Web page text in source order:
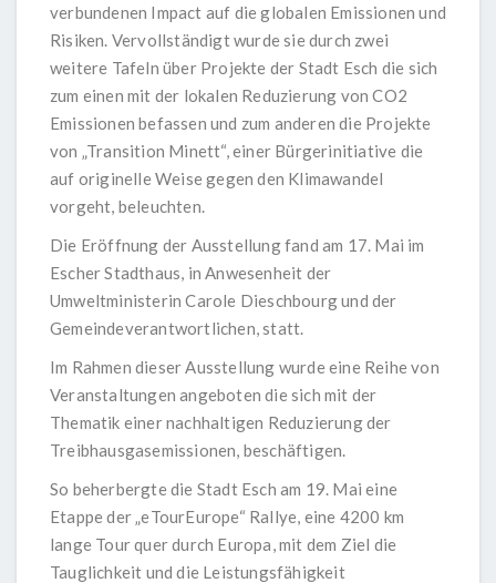
verbundenen Impact auf die globalen Emissionen und
Risiken. Vervollständigt wurde sie durch zwei
weitere Tafeln über Projekte der Stadt Esch die sich
zum einen mit der lokalen Reduzierung von CO2
Emissionen befassen und zum anderen die Projekte
von „Transition Minett“, einer Bürgerinitiative die
auf originelle Weise gegen den Klimawandel
vorgeht, beleuchten.
Die Eröffnung der Ausstellung fand am 17. Mai im
Escher Stadthaus, in Anwesenheit der
Umweltministerin Carole Dieschbourg und der
Gemeindeverantwortlichen, statt.
Im Rahmen dieser Ausstellung wurde eine Reihe von
Veranstaltungen angeboten die sich mit der
Thematik einer nachhaltigen Reduzierung der
Treibhausgasemissionen, beschäftigen.
So beherbergte die Stadt Esch am 19. Mai eine
Etappe der „eTourEurope“ Rallye, eine 4200 km
lange Tour quer durch Europa, mit dem Ziel die
Tauglichkeit und die Leistungsfähigkeit